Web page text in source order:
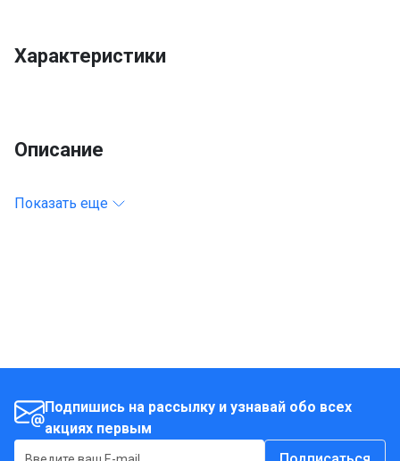
Характеристики
Описание
Показать еще
Подпишись на рассылку и узнавай обо всех
акциях первым